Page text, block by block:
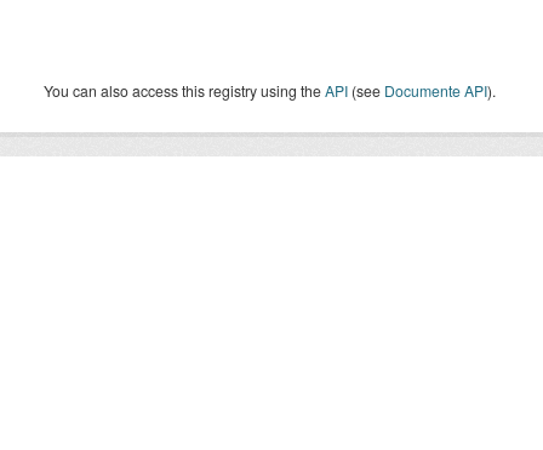
You can also access this registry using theAPI (see Documente API).